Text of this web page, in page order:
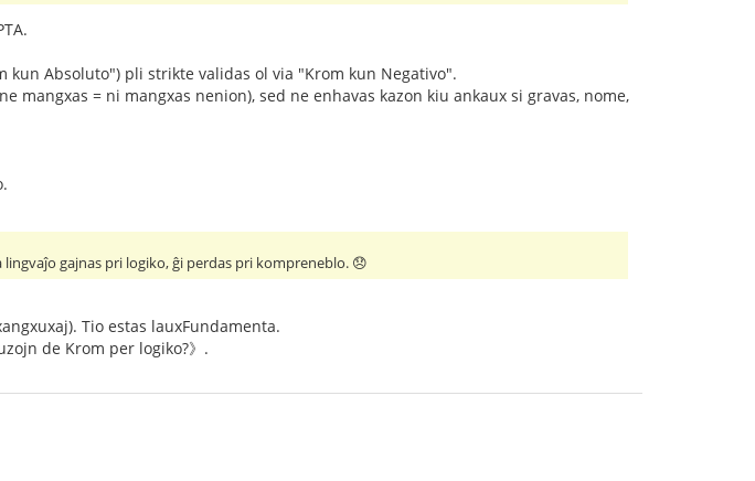
kun Absoluto") pli strikte validas ol via "Krom kun Negativo".
mangxas = ni mangxas nenion), sed ne enhavas kazon kiu ankaux si gravas, nome,
gajnas pri logiko, ĝi perdas pri kompreneblo. 😞
Tio estas lauxFundamenta.
de Krom per logiko?》.